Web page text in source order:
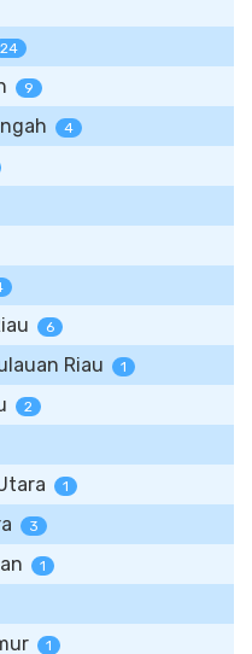
24
9
4
6
Riau 1
2
1
3
1
1